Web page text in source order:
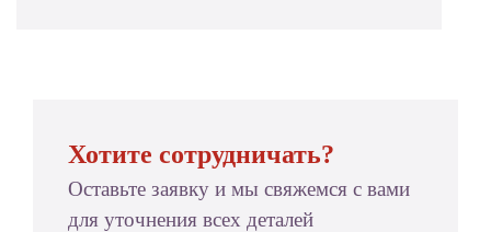
Хотите сотрудничать?
Оставьте заявку и мы свяжемся с вами
для уточнения всех деталей